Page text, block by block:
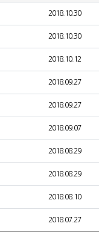
2018.10.30
2018.10.30
2018.10.12
2018.09.27
2018.09.27
2018.09.07
2018.08.29
2018.08.29
2018.08.10
2018.07.27